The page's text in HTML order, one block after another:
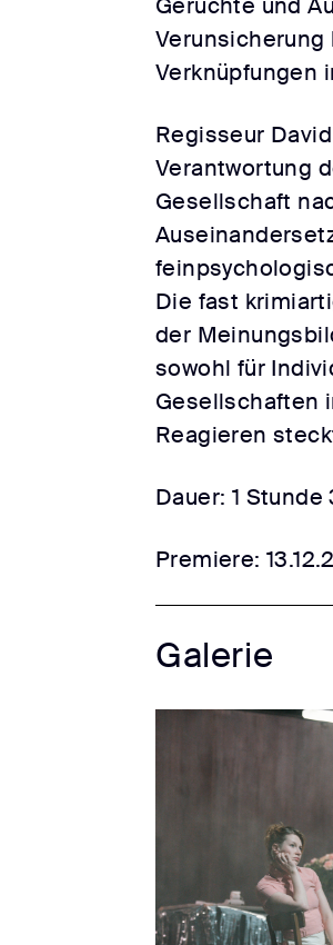
Gerüchte und
Verknüpfungen
Regisseur
Verantwortung
Gesellschaft
Die fast
der
sowohl für
Gesellschaften
Reagieren
Dauer: 1
Premiere:
Galerie